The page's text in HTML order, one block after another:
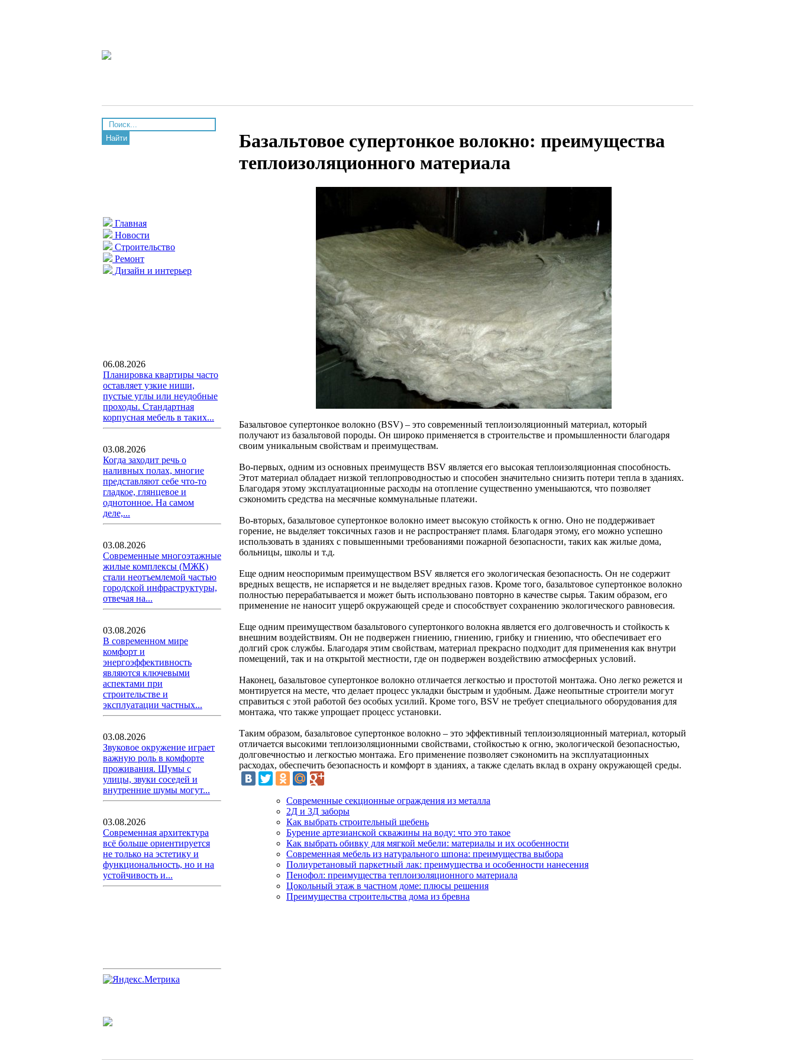
Найти
Главная
Новости
Строительство
Ремонт
Дизайн и интерьер
06.08.2026
Планировка квартиры часто
оставляет узкие ниши,
пустые углы или неудобные
проходы. Стандартная
корпусная мебель в таких...
03.08.2026
Когда заходит речь о
наливных полах, многие
представляют себе что-то
гладкое, глянцевое и
однотонное. На самом
деле,...
03.08.2026
Современные многоэтажные
жилые комплексы (МЖК)
стали неотъемлемой частью
городской инфраструктуры,
отвечая на...
03.08.2026
В современном мире
комфорт и
энергоэффективность
являются ключевыми
аспектами при
строительстве и
эксплуатации частных...
03.08.2026
Звуковое окружение играет
важную роль в комфорте
проживания. Шумы с
улицы, звуки соседей и
внутренние шумы могут...
03.08.2026
Современная архитектура
всё больше ориентируется
не только на эстетику и
функциональность, но и на
устойчивость и...
Базальтовое супертонкое волокно: преимущества
теплоизоляционного материала
Базальтовое супертонкое волокно (BSV) – это современный теплоизоляционный материал, который
получают из базальтовой породы. Он широко применяется в строительстве и промышленности благодаря
своим уникальным свойствам и преимуществам.
Во-первых, одним из основных преимуществ BSV является его высокая теплоизоляционная способность.
Этот материал обладает низкой теплопроводностью и способен значительно снизить потери тепла в зданиях.
Благодаря этому эксплуатационные расходы на отопление существенно уменьшаются, что позволяет
сэкономить средства на месячные коммунальные платежи.
Во-вторых, базальтовое супертонкое волокно имеет высокую стойкость к огню. Оно не поддерживает
горение, не выделяет токсичных газов и не распространяет пламя. Благодаря этому, его можно успешно
использовать в зданиях с повышенными требованиями пожарной безопасности, таких как жилые дома,
больницы, школы и т.д.
Еще одним неоспоримым преимуществом BSV является его экологическая безопасность. Он не содержит
вредных веществ, не испаряется и не выделяет вредных газов. Кроме того, базальтовое супертонкое волокно
полностью перерабатывается и может быть использовано повторно в качестве сырья. Таким образом, его
применение не наносит ущерб окружающей среде и способствует сохранению экологического равновесия.
Еще одним преимуществом базальтового супертонкого волокна является его долговечность и стойкость к
внешним воздействиям. Он не подвержен гниению, гниению, грибку и гниению, что обеспечивает его
долгий срок службы. Благодаря этим свойствам, материал прекрасно подходит для применения как внутри
помещений, так и на открытой местности, где он подвержен воздействию атмосферных условий.
Наконец, базальтовое супертонкое волокно отличается легкостью и простотой монтажа. Оно легко режется и
монтируется на месте, что делает процесс укладки быстрым и удобным. Даже неопытные строители могут
справиться с этой работой без особых усилий. Кроме того, BSV не требует специального оборудования для
монтажа, что также упрощает процесс установки.
Таким образом, базальтовое супертонкое волокно – это эффективный теплоизоляционный материал, который
отличается высокими теплоизоляционными свойствами, стойкостью к огню, экологической безопасностью,
долговечностью и легкостью монтажа. Его применение позволяет сэкономить на эксплуатационных
расходах, обеспечить безопасность и комфорт в зданиях, а также сделать вклад в охрану окружающей среды.
Современные секционные ограждения из металла
2Д и 3Д заборы
Как выбрать строительный щебень
Бурение артезианской скважины на воду: что это такое
Как выбрать обивку для мягкой мебели: материалы и их особенности
Современная мебель из натурального шпона: преимущества выбора
Полиуретановый паркетный лак: преимущества и особенности нанесения
Пенофол: преимущества теплоизоляционного материала
Цокольный этаж в частном доме: плюсы решения
Преимущества строительства дома из бревна